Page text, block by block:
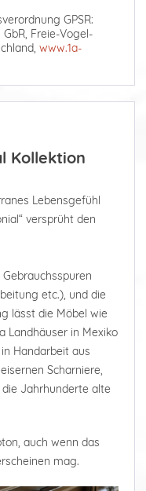
GPSR:
Freie-Vogel-
www.1a-
Kollektion
Lebensgefühl
versprüht den
etc.), und die
lässt die Möbel wie
Landhäuser in Mexiko
Handarbeit aus
Scharniere,
Jahrhunderte alte
auch wenn das
mag.